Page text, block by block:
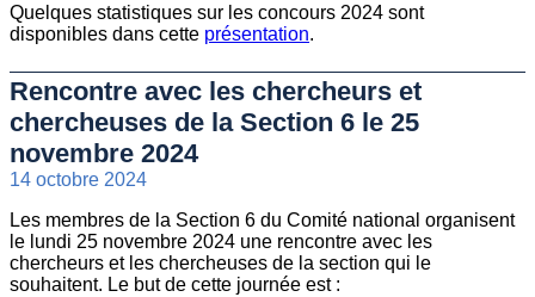
Quelques statistiques sur les concours 2024 sont
disponibles dans cette présentation.
Rencontre avec les chercheurs et
chercheuses de la Section 6 le 25
novembre 2024
14 octobre 2024
Les membres de la Section 6 du Comité national organisent
le lundi 25 novembre 2024 une rencontre avec les
chercheurs et les chercheuses de la section qui le
souhaitent. Le but de cette journée est :